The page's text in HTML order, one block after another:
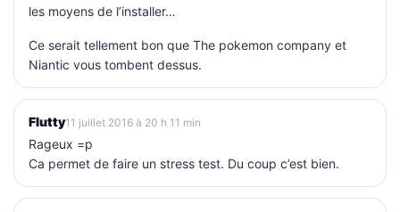
les moyens de l’installer…
Ce serait tellement bon que The pokemon company et
Niantic vous tombent dessus.
Flutty11 juillet 2016 à 20 h 11 min
Rageux =p
Ca permet de faire un stress test. Du coup c’est bien.